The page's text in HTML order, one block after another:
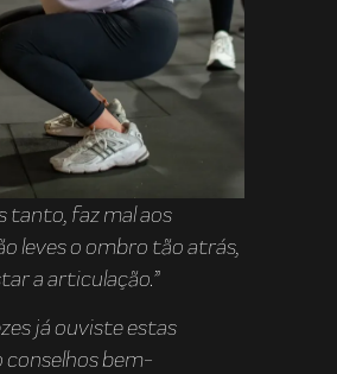
tanto, faz mal aos
leves o ombro tão atrás,
a articulação.”
já ouviste estas
conselhos bem-